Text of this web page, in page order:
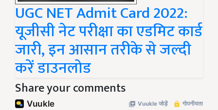
UGC NET Admit Card 2022:
यूजीसी नेट परीक्षा का एडमिट कार्ड
जारी, इन आसान तरीके से जल्दी
करें डाउनलोड
Share your comments